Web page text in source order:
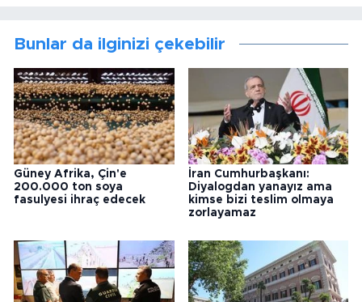
Bunlar da ilginizi çekebilir
Güney Afrika, Çin'e
200.000 ton soya
fasulyesi ihraç edecek
İran Cumhurbaşkanı:
Diyalogdan yanayız ama
kimse bizi teslim olmaya
zorlayamaz